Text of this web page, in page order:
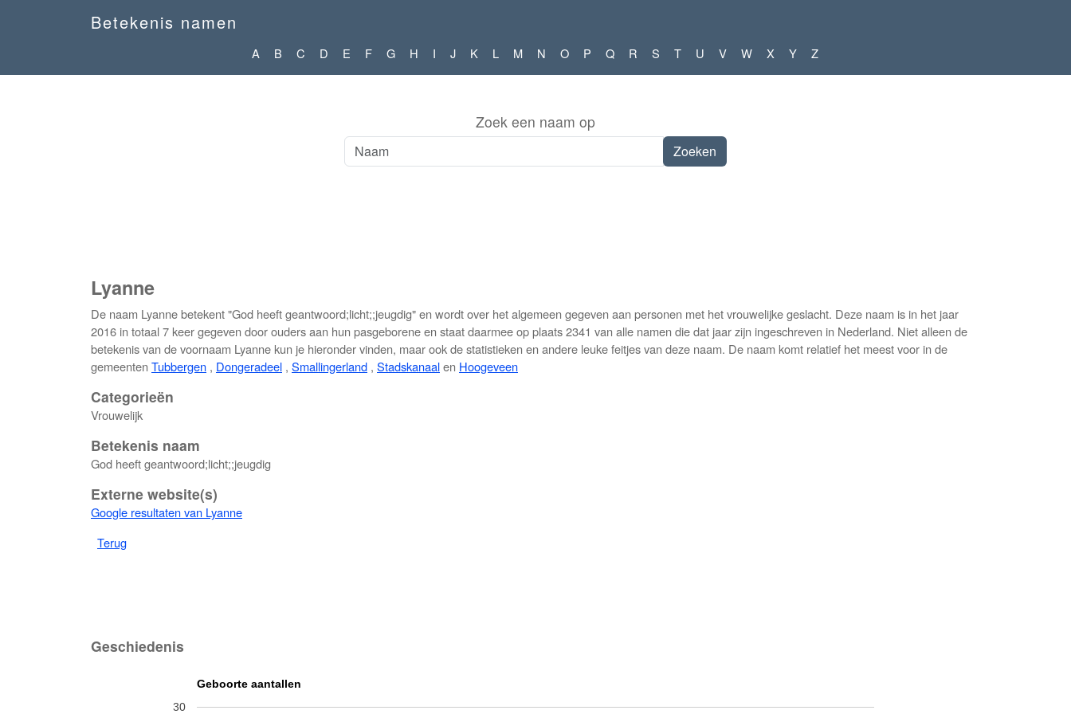
Betekenis namen
A B C D E F G H I J K L M N O P Q R S T U V W X Y Z
Zoek een naam op
Lyanne
De naam Lyanne betekent "God heeft geantwoord;licht;;jeugdig" en wordt over het algemeen gegeven aan personen met het vrouwelijke geslacht. Deze naam is in het jaar
2016 in totaal 7 keer gegeven door ouders aan hun pasgeborene en staat daarmee op plaats 2341 van alle namen die dat jaar zijn ingeschreven in Nederland. Niet alleen de
betekenis van de voornaam Lyanne kun je hieronder vinden, maar ook de statistieken en andere leuke feitjes van deze naam. De naam komt relatief het meest voor in de
gemeenten Tubbergen , Dongeradeel , Smallingerland , Stadskanaalen Hoogeveen
Categorieën
Vrouwelijk
Betekenis naam
God heeft geantwoord;licht;;jeugdig
Externe website(s)
Google resultaten van Lyanne
Terug
Geschiedenis
Geboorte aantallen
30